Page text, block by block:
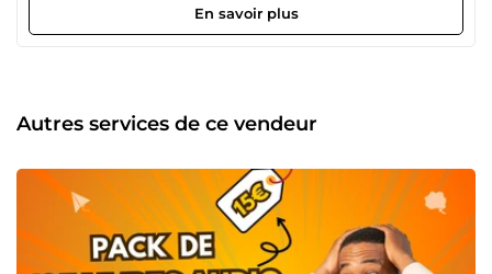
conception visuelle et la vente de ressources numériques
de haute qualité. Mon objectif est de donner vie à vos
(logos, branding, cartes de visite…) ✔ Supports marketing
(flyers, brochures, bannières web, affiches…) ✔ Web design
sociaux…) ✔ Illustration &amp; Motion Design (illustrations
personnalisées, animations…) Mes produits digitaux en
vente 📂 Templates &amp; Mockups (présentations,
modèles de CV, mockups de produits…) 📂 Kits graphiques
(pack d’icônes, éléments UI/UX, overlays pour streamers…)
En savoir plus
Autres services de ce vendeur